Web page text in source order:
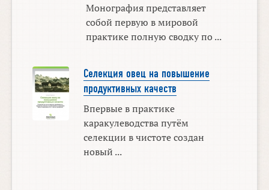
Монография представляет
собой первую в мировой
практике полную сводку по ...
Селекция овец на повышение
продуктивных качеств
Впервые в практике
каракулеводства путём
селекции в чистоте создан
новый ...